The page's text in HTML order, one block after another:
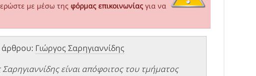
με μέσω της φόρμας επικοινωνίας για να
άρθρου: Γιώργος Σαρηγιαννίδης
είναι απόφοιτος του τμήματος